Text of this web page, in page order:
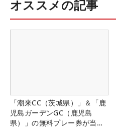
オススメの記事
「潮来CC（茨城県）」＆「鹿
児島ガーデンGC（鹿児島
県）」の無料プレー券が当た